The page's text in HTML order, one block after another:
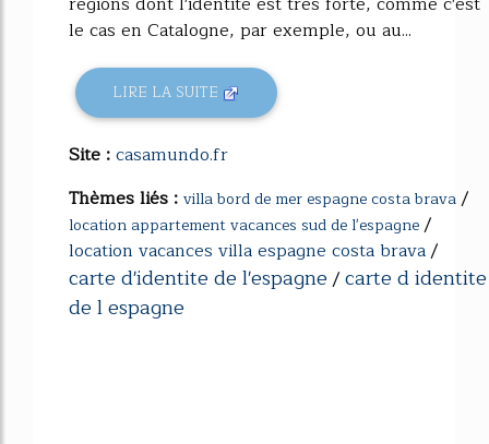
le cas en Catalogne, par exemple, ou au...
LIRE LA SUITE
Site :casamundo.fr
Thèmes liés : villa bord de mer espagne costa brava/
location appartement vacances sud de l'espagne/
location vacances villa espagne costa brava/
carte d'identite de l'espagne/carte d identite
de l espagne